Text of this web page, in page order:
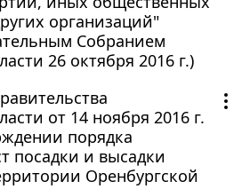
организаций"
Собранием
26 октября 2016 г.)
от 14 ноября 2016 г.
порядка
посадки и высадки
Оренбургской